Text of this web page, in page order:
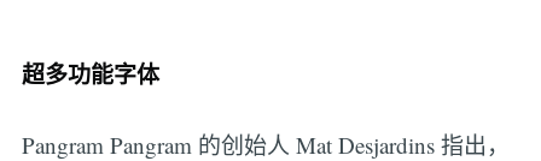
超多功能字体
Pangram Pangram 的创始人 Mat Desjardins 指出，